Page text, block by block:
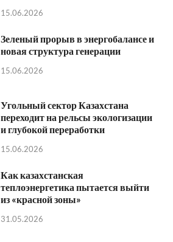
15.06.2026
Зеленый прорыв в энергобалансе и
новая структура генерации
15.06.2026
Угольный сектор Казахстана
переходит на рельсы экологизации
и глубокой переработки
15.06.2026
Как казахстанская
теплоэнергетика пытается выйти
из «красной зоны»
31.05.2026